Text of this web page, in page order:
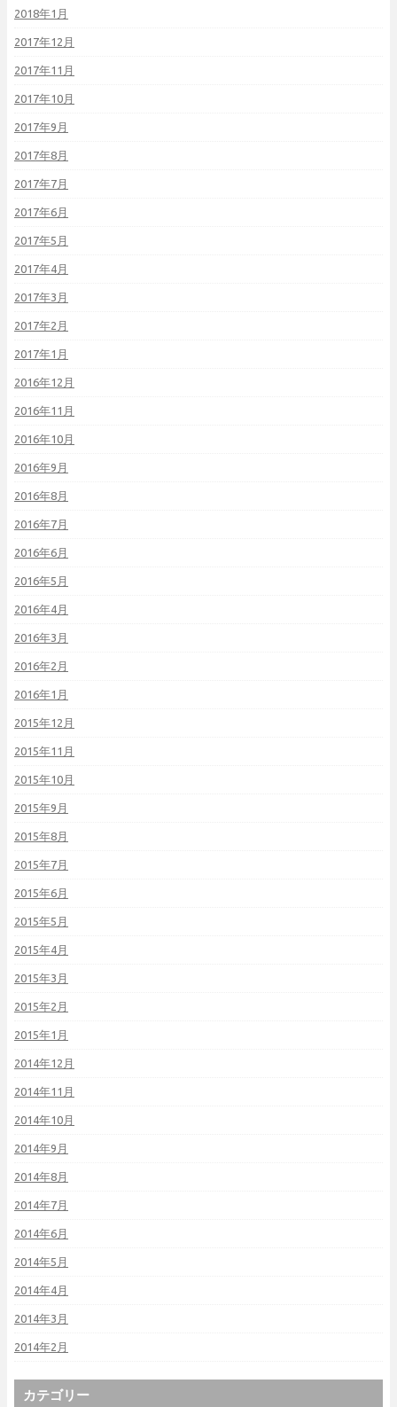
2018年1月
2017年12月
2017年11月
2017年10月
2017年9月
2017年8月
2017年7月
2017年6月
2017年5月
2017年4月
2017年3月
2017年2月
2017年1月
2016年12月
2016年11月
2016年10月
2016年9月
2016年8月
2016年7月
2016年6月
2016年5月
2016年4月
2016年3月
2016年2月
2016年1月
2015年12月
2015年11月
2015年10月
2015年9月
2015年8月
2015年7月
2015年6月
2015年5月
2015年4月
2015年3月
2015年2月
2015年1月
2014年12月
2014年11月
2014年10月
2014年9月
2014年8月
2014年7月
2014年6月
2014年5月
2014年4月
2014年3月
2014年2月
カテゴリー